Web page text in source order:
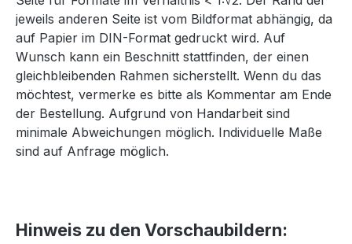
jeweils anderen Seite ist vom Bildformat abhängig, da
auf Papier im DIN-Format gedruckt wird. Auf
Wunsch kann ein Beschnitt stattfinden, der einen
gleichbleibenden Rahmen sicherstellt. Wenn du das
möchtest, vermerke es bitte als Kommentar am Ende
der Bestellung. Aufgrund von Handarbeit sind
minimale Abweichungen möglich. Individuelle Maße
sind auf Anfrage möglich.
Hinweis zu den Vorschaubildern: